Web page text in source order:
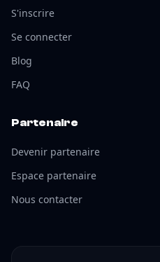
S'inscrire
Se connecter
Blog
FAQ
Partenaire
Devenir partenaire
Espace partenaire
Nous contacter